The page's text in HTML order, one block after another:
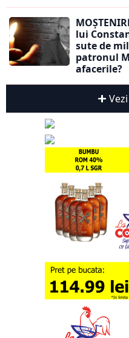
lui
sute de
patronul
afacerile?